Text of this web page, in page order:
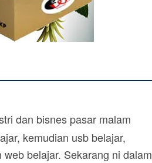
dan bisnes pasar malam
kemudian usb belajar,
belajar. Sekarang ni dalam